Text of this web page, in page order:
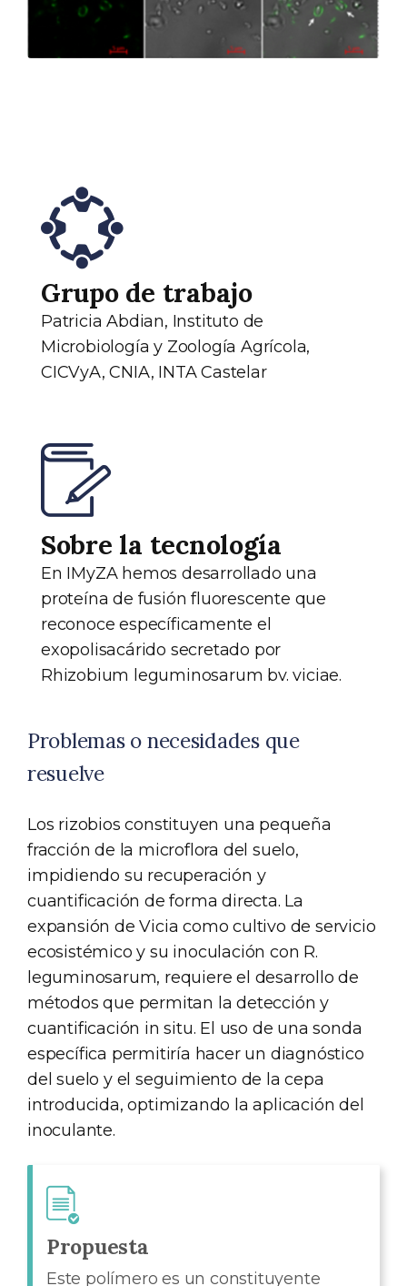
Grupo de trabajo
Patricia Abdian, Instituto de
Microbiología y Zoología Agrícola,
CICVyA, CNIA, INTA Castelar
Sobre la tecnología
En IMyZA hemos desarrollado una
proteína de fusión fluorescente que
reconoce específicamente el
exopolisacárido secretado por
Rhizobium leguminosarum bv. viciae.
Problemas o necesidades que
resuelve
Los rizobios constituyen una pequeña
fracción de la microflora del suelo,
impidiendo su recuperación y
cuantificación de forma directa. La
expansión de Vicia como cultivo de servicio
ecosistémico y su inoculación con R.
leguminosarum, requiere el desarrollo de
métodos que permitan la detección y
cuantificación in situ. El uso de una sonda
específica permitiría hacer un diagnóstico
del suelo y el seguimiento de la cepa
introducida, optimizando la aplicación del
inoculante.
Propuesta
Este polímero es un constituyente